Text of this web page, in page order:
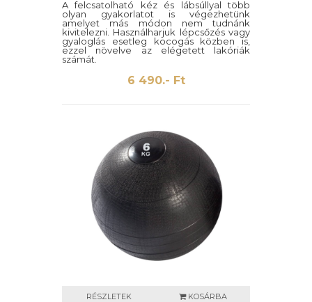
A felcsatolható kéz és lábsúllyal több
olyan gyakorlatot is végezhetünk
amelyet más módon nem tudnánk
kivitelezni. Használharjuk lépcsőzés vagy
gyaloglás esetleg kocogás közben is,
ezzel növelve az elégetett lakóriák
számát.
6 490.- Ft
RÉSZLETEK KOSÁRBA